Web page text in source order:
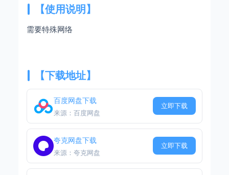
【使用说明】
需要特殊网络
【下载地址】
百度网盘下载
来源：百度网盘
立即下载
夸克网盘下载
来源：夸克网盘
立即下载